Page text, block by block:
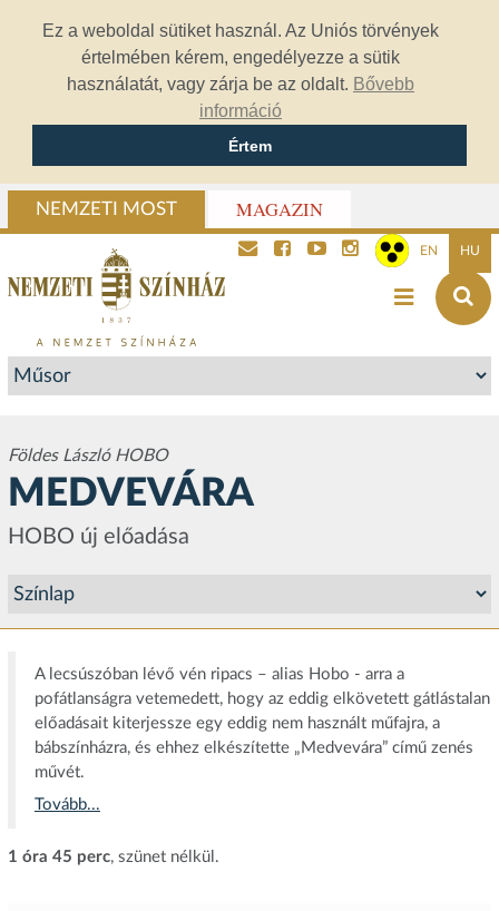
Ez a weboldal sütiket használ. Az Uniós törvények
értelmében kérem, engedélyezze a sütik
használatát, vagy zárja be az oldalt. Bővebb
információ
Értem
NEMZETI MOST MAGAZIN
EN HU
Földes László HOBO
MEDVEVÁRA
HOBO új előadása
A lecsúszóban lévő vén ripacs – alias Hobo - arra a
pofátlanságra vetemedett, hogy az eddig elkövetett gátlástalan
előadásait kiterjessze egy eddig nem használt műfajra, a
bábszínházra, és ehhez elkészítette „Medvevára” című zenés
művét.
Tovább...
1 óra 45 perc, szünet nélkül.